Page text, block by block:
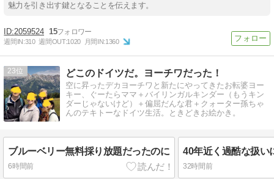
魅力を引き出す鍵となることを伝えます。
2059524 15
週間IN:310 週間OUT:1020 月間IN:1360
23 どこのドイツだ。ヨーチワだった！
空に昇ったデカヨーチワと新たにやってきたお転婆ヨー
キー、ぐーたらママ＋バイリンガルキンダー（もうキン
ダーじゃないけど）＋偏屈だんな君＋クォーター孫ちゃ
んのテキトーなドイツ生活。ときどきお絵かき。
ブルーベリー無料採り放題だったのに
6時間前 32時間前